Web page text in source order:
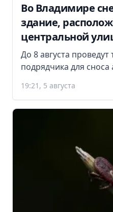
Во Владимире
здание,
центральной
До 8 августа
подрядчика для
19:21, 5 августа